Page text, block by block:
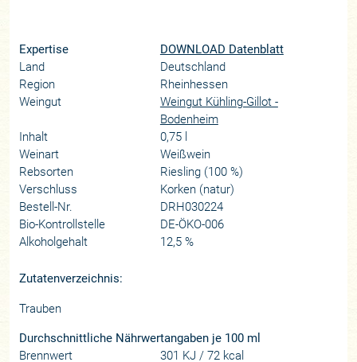
Expertise
DOWNLOAD Datenblatt
Land
Deutschland
Region
Rheinhessen
Weingut
Weingut Kühling-Gillot -
Bodenheim
Inhalt
0,75 l
Weinart
Weißwein
Rebsorten
Riesling (100 %)
Verschluss
Korken (natur)
Bestell-Nr.
DRH030224
Bio-Kontrollstelle
DE-ÖKO-006
Alkoholgehalt
12,5 %
Zutatenverzeichnis:
Trauben
Durchschnittliche Nährwertangaben je 100 ml
Brennwert
301 KJ / 72 kcal